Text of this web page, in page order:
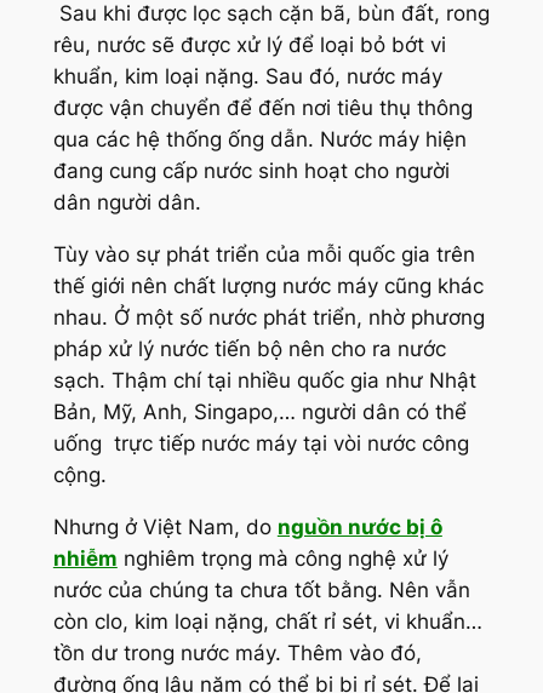
Sau khi được lọc sạch cặn bã, bùn đất, rong
rêu, nước sẽ được xử lý để loại bỏ bớt vi
khuẩn, kim loại nặng. Sau đó, nước máy
được vận chuyển để đến nơi tiêu thụ thông
qua các hệ thống ống dẫn. Nước máy hiện
đang cung cấp nước sinh hoạt cho người
dân người dân.
Tùy vào sự phát triển của mỗi quốc gia trên
thế giới nên chất lượng nước máy cũng khác
nhau. Ở một số nước phát triển, nhờ phương
pháp xử lý nước tiến bộ nên cho ra nước
sạch. Thậm chí tại nhiều quốc gia như Nhật
Bản, Mỹ, Anh, Singapo,… người dân có thể
uống trực tiếp nước máy tại vòi nước công
cộng.
Nhưng ở Việt Nam, do nguồn nước bị ô
nhiễm nghiêm trọng mà công nghệ xử lý
nước của chúng ta chưa tốt bằng. Nên vẫn
còn clo, kim loại nặng, chất rỉ sét, vi khuẩn…
tồn dư trong nước máy. Thêm vào đó,
đường ống lâu năm có thể bị bị rỉ sét. Để lại